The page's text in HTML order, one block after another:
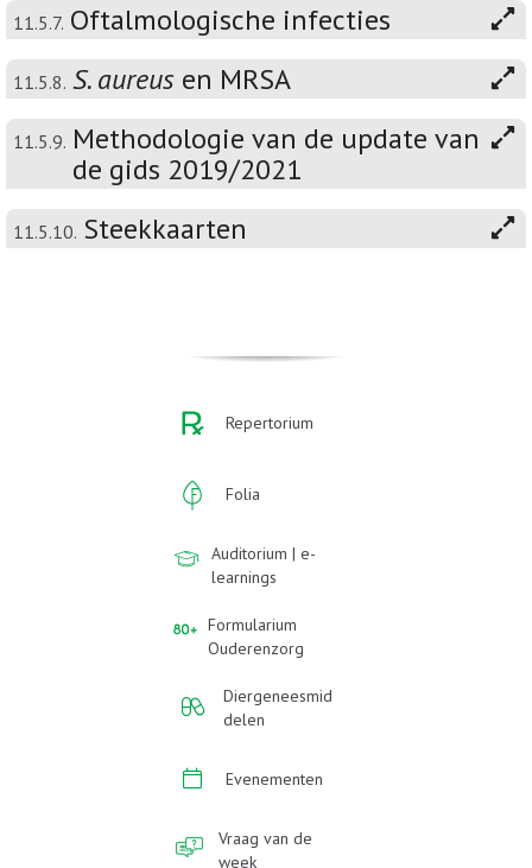
11.5.7. Oftalmologische infecties
11.5.8. S. aureus en MRSA
11.5.9. Methodologie van de update van
de gids 2019/2021
11.5.10. Steekkaarten
Repertorium
Folia
Auditorium | e-
learnings
Formularium
Ouderenzorg
Diergeneesmid
delen
Evenementen
Vraag van de
week